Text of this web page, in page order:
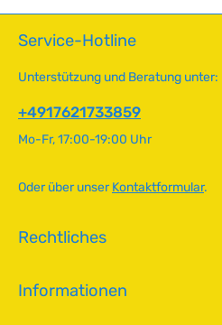
Service-Hotline
Unterstützung und Beratung unter:
+4917621733859
Mo-Fr, 17:00-19:00 Uhr
Oder über unserKontaktformular.
Rechtliches
Informationen